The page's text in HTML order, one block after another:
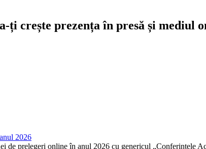
ți crește prezența în presă și mediul
2026
prelegeri online în anul 2026 cu genericul „Conferințele